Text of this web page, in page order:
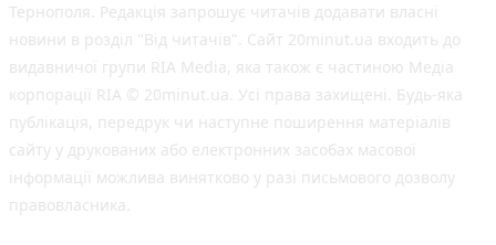
Тернополя. Редакція запрошує читачів додавати власні
новини в розділ "Від читачів". Сайт 20minut.ua входить до
видавничої групи RIA Media, яка також є частиною Медіа
корпорації RIA © 20minut.ua. Усі права захищені. Будь-яка
публiкацiя, передрук чи наступне поширення матеріалів
сайту у друкованих або електронних засобах масової
інформації можлива винятково у разі письмового дозволу
правовласника.